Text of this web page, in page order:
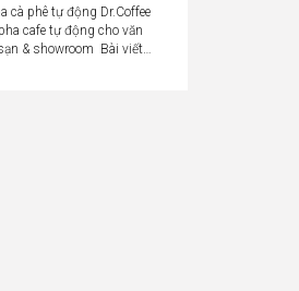
cà phê tự động Dr.Coffee
cafe tự động cho văn
& showroom Bài viết…